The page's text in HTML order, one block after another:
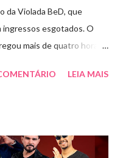
da Violada BeD, que
ingressos esgotados. O
mais de quatro horas
o palco e contaram com
início ao fim. Criado em
LEIA MAIS